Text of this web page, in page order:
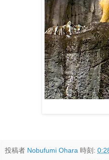
投稿者 Nobufumi Ohara 時刻: